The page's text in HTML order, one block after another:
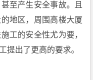
至产生安全事故。且
地区，周围高楼大厦
工的安全性尤为要，
提出了更高的要求。